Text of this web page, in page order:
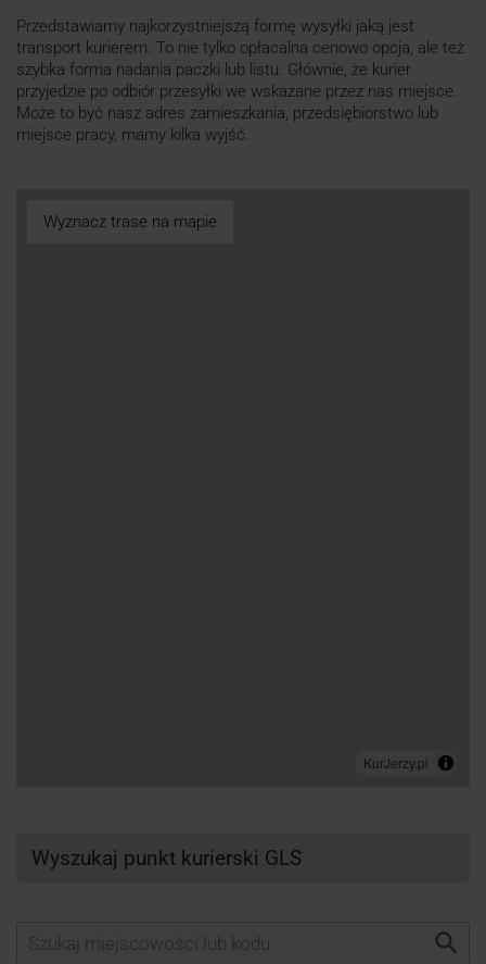
Przedstawiamy najkorzystniejszą formę wysyłki jaką jest
transport kurierem. To nie tylko opłacalna cenowo opcja, ale też
szybka forma nadania paczki lub listu. Głównie, że kurier
przyjedzie po odbiór przesyłki we wskazane przez nas miejsce.
Może to być nasz adres zamieszkania, przedsiębiorstwo lub
miejsce pracy, mamy kilka wyjść.
Wyznacz trase na mapie
Wyszukaj punkt kurierski GLS